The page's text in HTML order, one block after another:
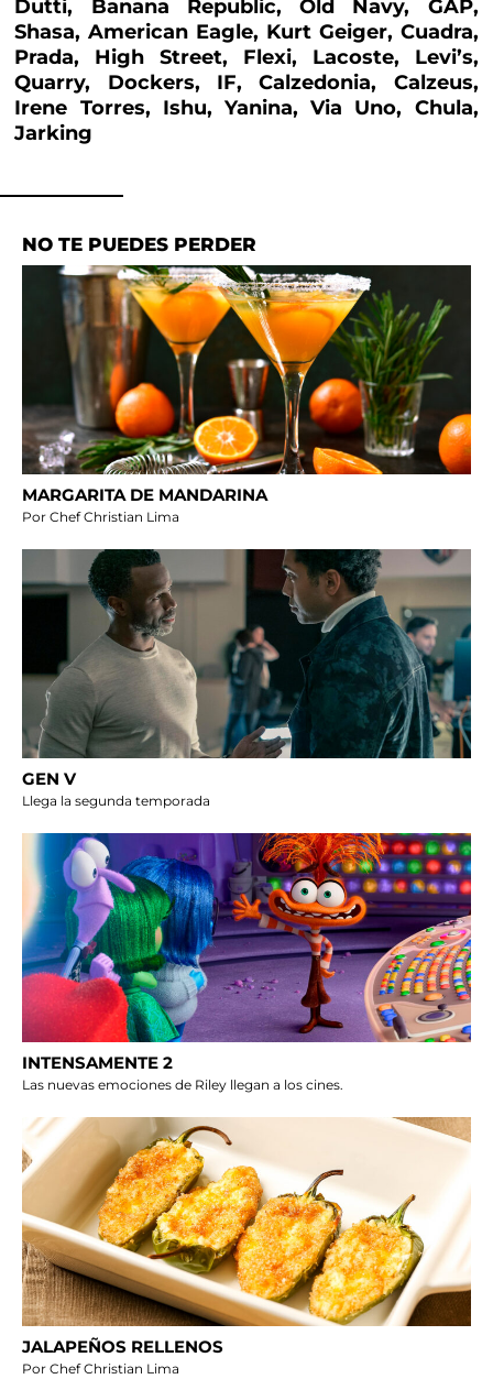
Dutti, Banana Republic, Old Navy, GAP,
Shasa, American Eagle, Kurt Geiger, Cuadra,
Prada, High Street, Flexi, Lacoste, Levi’s,
Quarry, Dockers, IF, Calzedonia, Calzeus,
Irene Torres, Ishu, Yanina, Via Uno, Chula,
Jarking
NO TE PUEDES PERDER
MARGARITA DE MANDARINA
Por Chef Christian Lima
GEN V
Llega la segunda temporada
INTENSAMENTE 2
Las nuevas emociones de Riley llegan a los cines.
JALAPEÑOS RELLENOS
Por Chef Christian Lima